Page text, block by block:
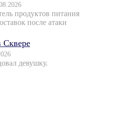
продуктов питания
после атаки
Сквере
девушку.